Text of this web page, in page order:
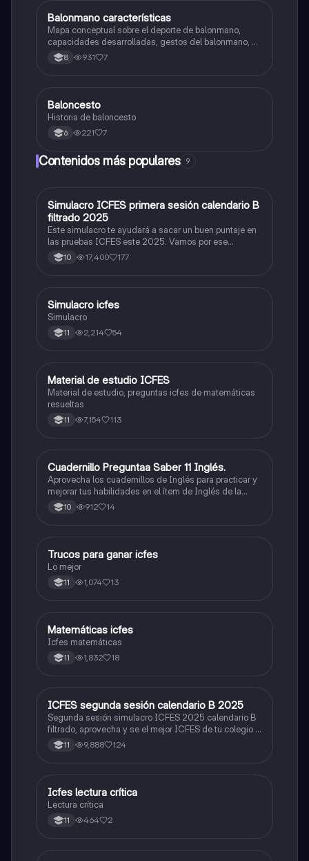
Educación Física
Balonmano características
Mapa conceptual sobre el deporte de balonmano,
capacidades desarrolladas, gestos del balonmano, el
juego, reglas etc...
8 931 7
Educación Física
Baloncesto
Historia de baloncesto
6 221 7
Contenidos más populares 9
ICFES: Matemáticas
Simulacro ICFES primera sesión calendario B
filtrado 2025
Este simulacro te ayudará a sacar un buen puntaje en
las pruebas ICFES este 2025. Vamos por ese
500/500. Y poder ser admitido en la universidad que
quieras, estudiar la carrera que quieres y no la que te
10 17,400 177
ICFES: Lectura Crítica
Simulacro icfes
Simulacro
11 2,214 54
ICFES: Matemáticas
Material de estudio ICFES
Material de estudio, preguntas icfes de matemáticas
resueltas
11 7,154 113
ICFES: Inglés
Cuadernillo Preguntaa Saber 11 Inglés.
Aprovecha los cuadernillos de Inglés para practicar y
mejorar tus habilidades en el ítem de Inglés de la
Prueba Saber 11. 🫡
10 912 14
Química
Trucos para ganar icfes
Lo mejor
11 1,074 13
ICFES: Matemáticas
Matemáticas icfes
Icfes matemáticas
11 1,832 18
ICFES: Lectura Crítica
ICFES segunda sesión calendario B 2025
Segunda sesión simulacro ICFES 2025 calendario B
filtrado, aprovecha y se el mejor ICFES de tu colegio y
poder ingresar a universidad, y estudiar aquella
carrera con la que tanto sueñas.
11 9,888 124
Lengua Castellana
Icfes lectura crítica
Lectura crítica
11 464 2